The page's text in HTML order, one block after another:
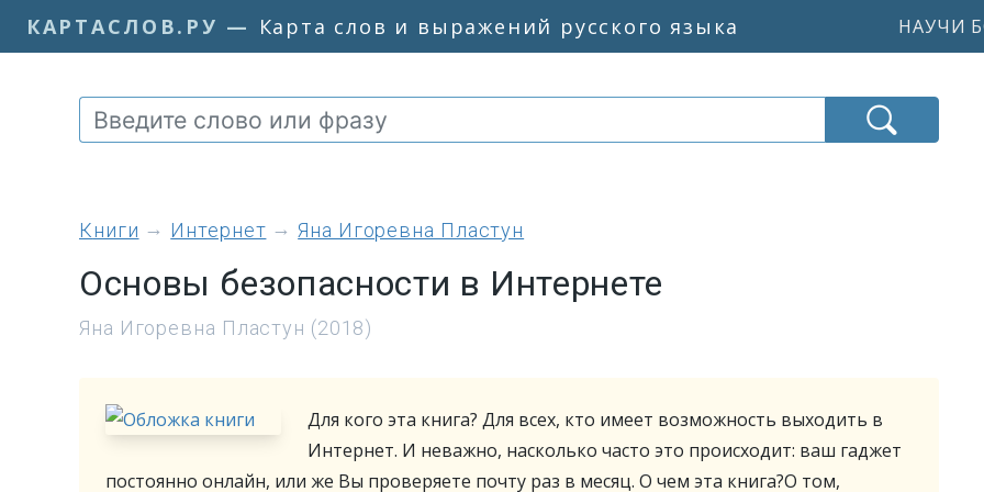
КАРТАСЛОВ.РУ — Карта слов и выражений русского языка НАУЧИ
книги Интернет Яна Игоревна Пластун
Основы безопасности в Интернете
Яна Игоревна Пластун (2018)
Для кого эта книга? Для всех, кто имеет возможность выходить в
Интернет. И неважно, насколько часто это происходит: ваш гаджет
постоянно онлайн, или же Вы проверяете почту раз в месяц. О чем эта книга?О том,